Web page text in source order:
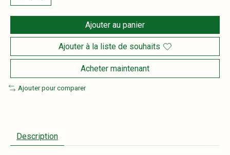
Ajouter au panier
Ajouter à la liste de souhaits
Acheter maintenant
Ajouter pour comparer
Description